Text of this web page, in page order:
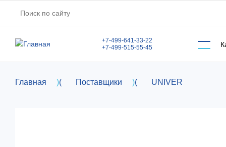
+7-499-641-33-22
+7-499-515-55-45
Главная )( Поставщики )( UNIVER